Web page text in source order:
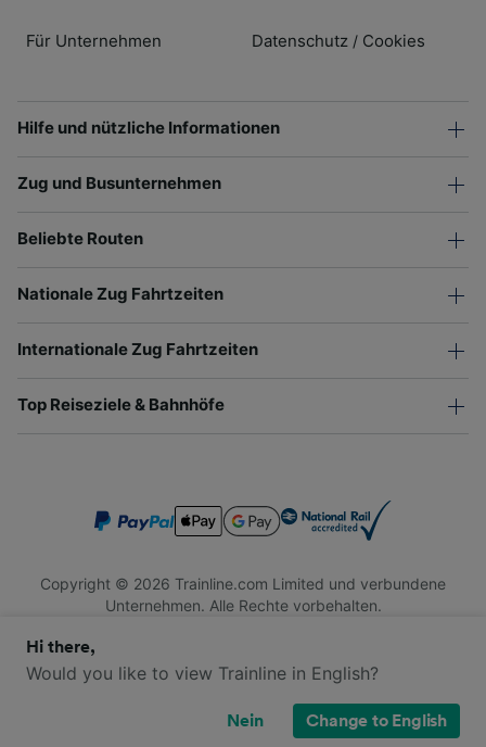
Für Unternehmen Datenschutz / Cookies
Hilfe und nützliche Informationen
Zug und Busunternehmen
Beliebte Routen
Nationale Zug Fahrtzeiten
Internationale Zug Fahrtzeiten
Top Reiseziele & Bahnhöfe
Copyright © 2026 Trainline.com Limited und verbundene
Unternehmen. Alle Rechte vorbehalten.
Firmennummer 3846791. Registrierte Adresse: 1 Stonecutter
St, London EC4A 4AH, United Kingdom. USt-IdNr.: 791 7261
Hi there,
Would you like to view Trainline in English?
Nein Change to English